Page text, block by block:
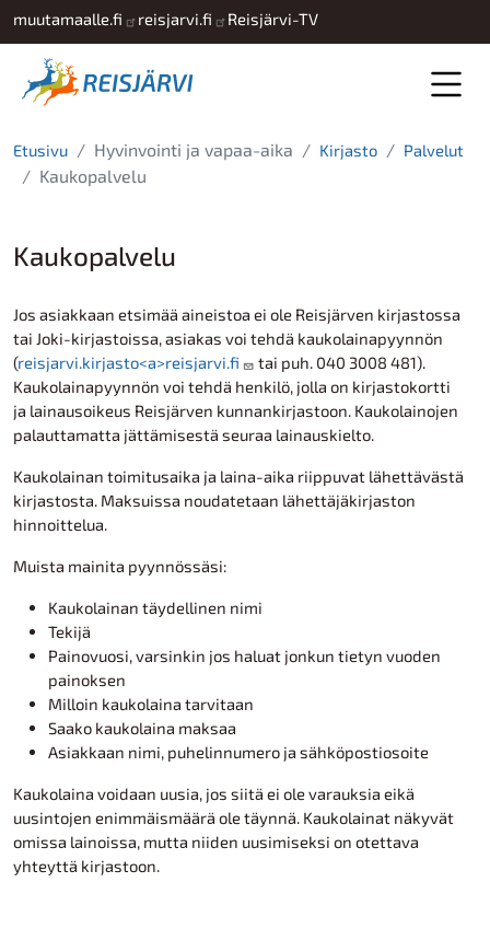
Hyppää pääsisältöön
muutamaalle.fi reisjarvi.fi Reisjärvi-TV
Etusivu Hyvinvointi ja vapaa-aika Kirjasto Palvelut
Kaukopalvelu
Kaukopalvelu
Jos asiakkaan etsimää aineistoa ei ole Reisjärven kirjastossa
tai Joki-kirjastoissa, asiakas voi tehdä kaukolainapyynnön
(reisjarvi.kirjasto<a>reisjarvi.fi
tai puh. 040 3008 481).
Kaukolainapyynnön voi tehdä henkilö, jolla on kirjastokortti
ja lainausoikeus Reisjärven kunnankirjastoon. Kaukolainojen
palauttamatta jättämisestä seuraa lainauskielto.
Kaukolainan toimitusaika ja laina-aika riippuvat lähettävästä
kirjastosta. Maksuissa noudatetaan lähettäjäkirjaston
hinnoittelua.
Muista mainita pyynnössäsi:
Kaukolainan täydellinen nimi
Tekijä
Painovuosi, varsinkin jos haluat jonkun tietyn vuoden
painoksen
Milloin kaukolaina tarvitaan
Saako kaukolaina maksaa
Asiakkaan nimi, puhelinnumero ja sähköpostiosoite
Kaukolaina voidaan uusia, jos siitä ei ole varauksia eikä
uusintojen enimmäismäärä ole täynnä. Kaukolainat näkyvät
omissa lainoissa, mutta niiden uusimiseksi on otettava
yhteyttä kirjastoon.